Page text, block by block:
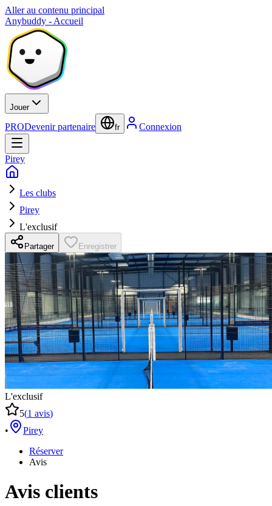
Aller au contenu principal
Anybuddy - Accueil
Jouer
PRODevenir partenaire fr Connexion
Pirey
Les clubs
Pirey
L'exclusif
Partager Enregistrer
L'exclusif
5(1 avis)
•
Pirey
Réserver
Avis
Avis clients